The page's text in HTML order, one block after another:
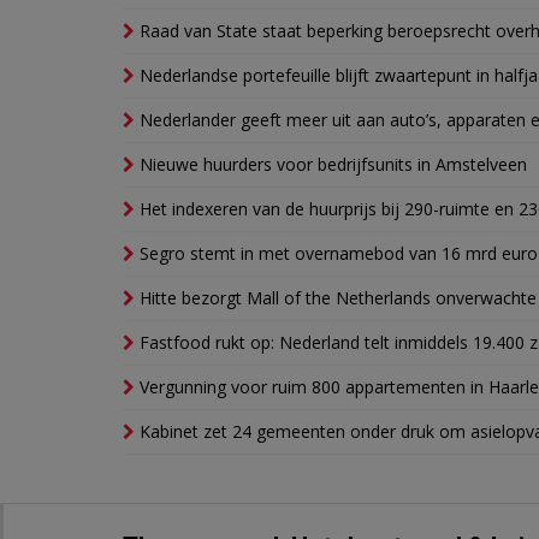
Raad van State staat beperking beroepsrecht
Nederlandse portefeuille blijft zwaartepunt in
Nederlander geeft meer uit aan auto’s, apparaten
Nieuwe huurders voor bedrijfsunits in Amstelveen
Het indexeren van de huurprijs bij 290-ruimte en
Segro stemt in met overnamebod van 16 mrd euro
Hitte bezorgt Mall of the Netherlands
Fastfood rukt op: Nederland telt inmiddels 19.400
Vergunning voor ruim 800 appartementen in
Kabinet zet 24 gemeenten onder druk om